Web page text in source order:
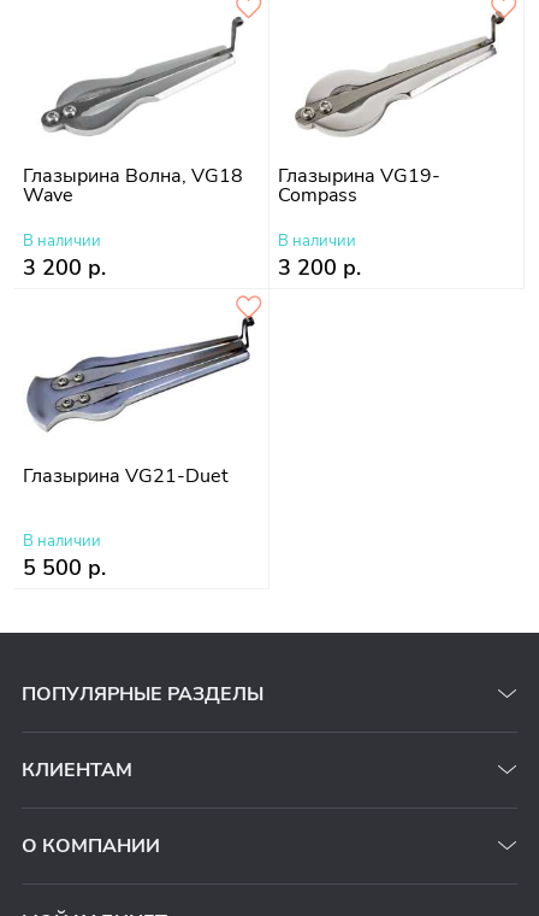
Глазырина Волна, VG18
Wave
В наличии
3 200 р.
Глазырина VG19-
Compass
В наличии
3 200 р.
Глазырина VG21-Duet
В наличии
5 500 р.
ПОПУЛЯРНЫЕ РАЗДЕЛЫ
КЛИЕНТАМ
О КОМПАНИИ